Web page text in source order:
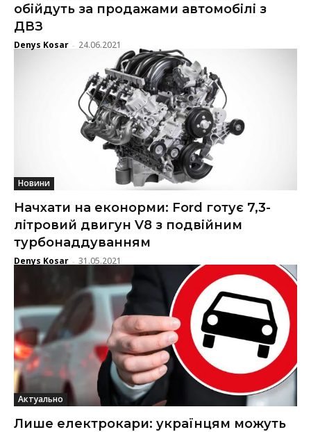
обійдуть за продажами автомобілі з
ДВЗ
Denys Kosar - 24.06.2021
Новини
Начхати на еконорми: Ford готує 7,3-
літровий двигун V8 з подвійним
турбонаддуванням
Denys Kosar - 31.05.2021
Актуально
Лише електрокари: українцям можуть